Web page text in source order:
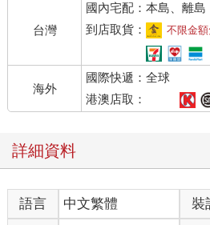
台灣
國內宅配：本島、離島
到店取貨：
不限金
海外
國際快遞：全球
港澳店取：
詳細資料
語言 中文繁體 裝